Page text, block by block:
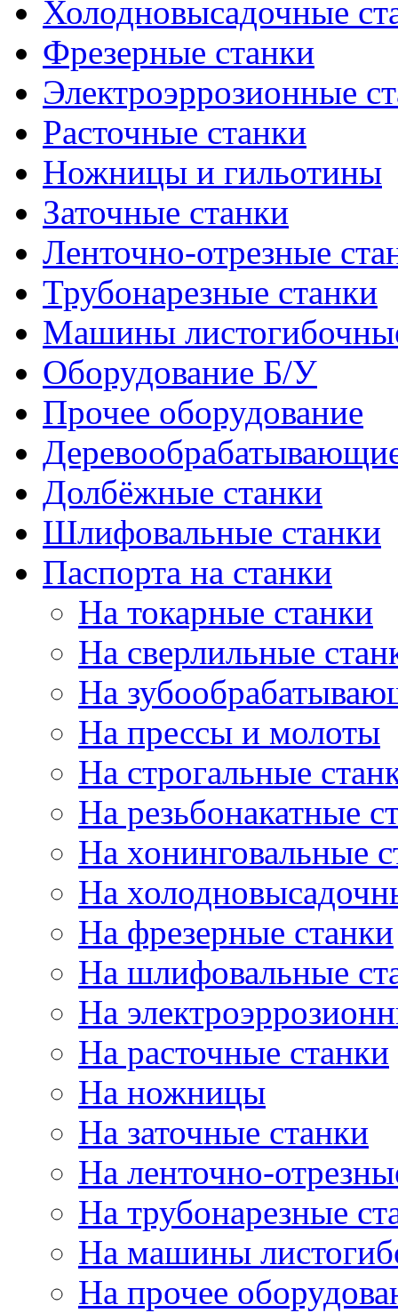
Холодновысадочные
Фрезерные станки
Электроэррозионные
Расточные станки
Ножницы и гильотины
Заточные станки
Ленточно-отрезные
Трубонарезные станки
Машины
Оборудование Б/У
Прочее оборудование
Долбёжные станки
Шлифовальные станки
Паспорта на станки
На токарные станки
На сверлильные
На
На прессы и молоты
На строгальные
На резьбонакатные
На хонинговальные
На
На фрезерные станки
На шлифовальные
На
На расточные станки
На ножницы
На заточные станки
На ленточно-
На трубонарезные
На машины
На прочее